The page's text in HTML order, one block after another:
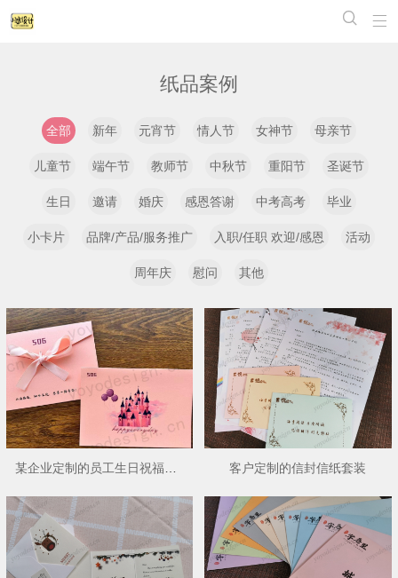


纸品案例
全部 新年 元宵节 情人节 女神节 母亲节
儿童节 端午节 教师节 中秋节 重阳节 圣诞节
生日 邀请 婚庆 感恩答谢 中考高考 毕业
小卡片 品牌/产品/服务推广 入职/任职 欢迎/感恩 活动
周年庆 慰问 其他
客户定制的信封信纸套装